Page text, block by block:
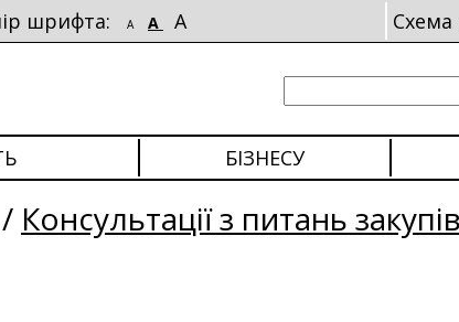
шрифта: A A A Схема
БІЗНЕСУ
/ Консультації з питань